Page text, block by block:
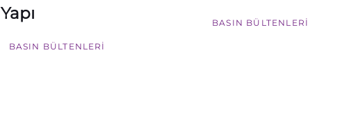
Yapı
BASIN BÜLTENLERI
BASIN BÜLTENLERI